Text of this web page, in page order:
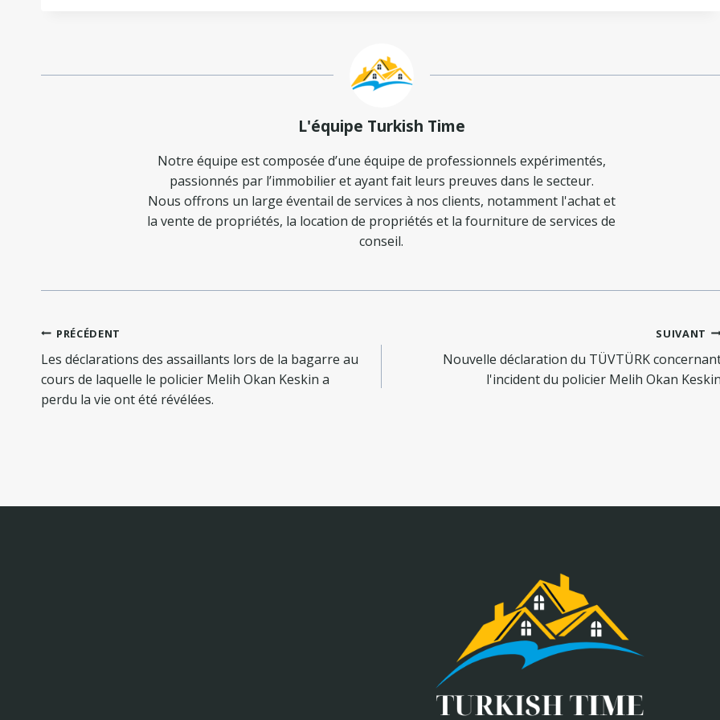
L'équipe Turkish Time
Notre équipe est composée d’une équipe de professionnels expérimentés,
passionnés par l’immobilier et ayant fait leurs preuves dans le secteur.
Nous offrons un large éventail de services à nos clients, notamment l'achat et
la vente de propriétés, la location de propriétés et la fourniture de services de
conseil.
Navigation
de
l’article
PRÉCÉDENT
Les déclarations des assaillants lors de la bagarre au
cours de laquelle le policier Melih Okan Keskin a
perdu la vie ont été révélées.
SUIVANT
Nouvelle déclaration du TÜVTÜRK
l'incident du policier Melih Okan